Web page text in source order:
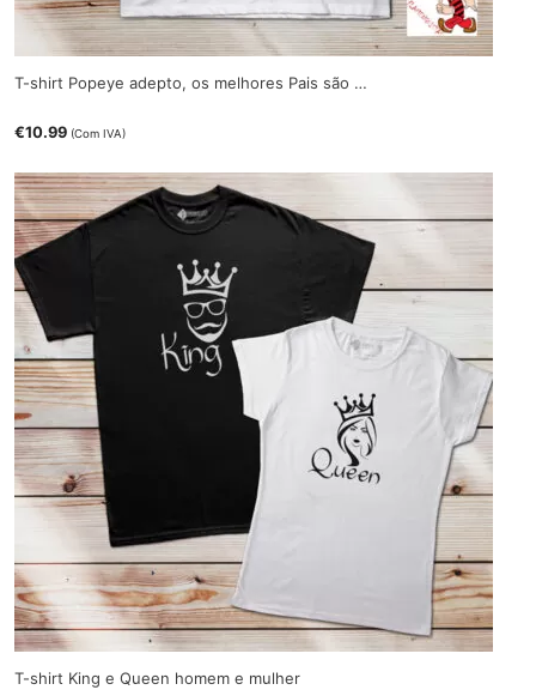
T-shirt Popeye adepto, os melhores Pais são …
€10.99 (Com IVA)
T-shirt King e Queen homem e mulher